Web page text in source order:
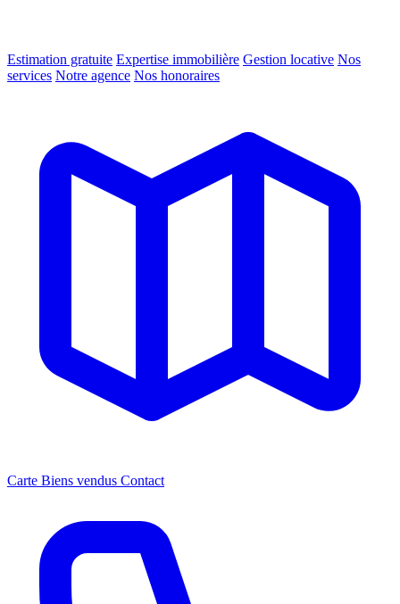
Estimation gratuite Expertise immobilière Gestion locative Nos
services Notre agence Nos honoraires
Carte Biens vendus Contact